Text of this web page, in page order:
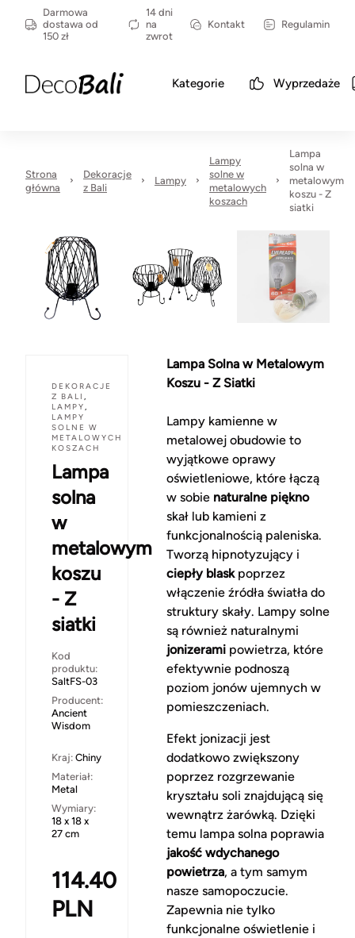
Darmowa
dostawa od
150 zł
14 dni
na
zwrot
Kontakt Regulamin
Kategorie Wyprzedaże
Strona
główna
Dekoracje
z Bali
Lampy
Lampy
solne w
metalowych
koszach
Lampa
solna w
metalowym
koszu - Z
siatki
DEKORACJE
Z BALI ,
LAMPY,
LAMPY
SOLNE W
METALOWYCH
KOSZACH
Lampa
solna
w
metalowym
koszu
- Z
siatki
Kod
produktu:
SaltFS-03
Producent:
Ancient
Wisdom
Kraj: Chiny
Materiał:
Metal
Wymiary:
18 x 18 x
27 cm
114.40
PLN
Lampa Solna w Metalowym
Koszu - Z Siatki
Lampy kamienne w
metalowej obudowie to
wyjątkowe oprawy
oświetleniowe, które łączą
w sobie naturalne piękno
skał lub kamieni z
funkcjonalnością paleniska.
Tworzą hipnotyzujący i
ciepły blaskpoprzez
włączenie źródła światła do
struktury skały. Lampy solne
są również naturalnymi
jonizeramipowietrza, które
efektywnie podnoszą
poziom jonów ujemnych w
pomieszczeniach.
Efekt jonizacji jest
dodatkowo zwiększony
poprzez rozgrzewanie
kryształu soli znajdującą się
wewnątrz żarówką. Dzięki
temu lampa solna poprawia
jakość wdychanego
powietrza, a tym samym
nasze samopoczucie.
Zapewnia nie tylko
funkcjonalne oświetlenie i